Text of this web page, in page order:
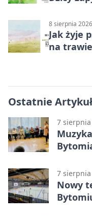
8 sierpnia
Jak żyje
na
Ostatnie
7
7
Nowy